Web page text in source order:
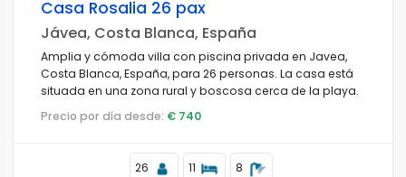
Servicios populares
Condiciones
Casa Rosalia 26 pax
Jávea, Costa Blanca, España
Amplia y cómoda villa con piscina privada en Javea,
Costa Blanca, España, para 26 personas. La casa está
situada en una zona rural y boscosa cerca de la playa.
Precio por día desde: € 740
26 11 8